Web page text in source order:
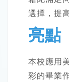
選擇，提
亮點
本校應用
彩的畢業